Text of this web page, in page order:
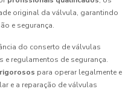
original da válvula, garantindo
e segurança.
do conserto de válvulas
e regulamentos de segurança.
para operar legalmente e
e a reparação de válvulas